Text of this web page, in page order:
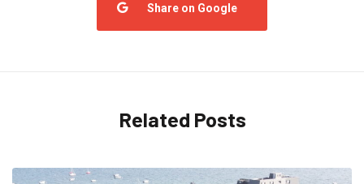
Share on Google
Related Posts